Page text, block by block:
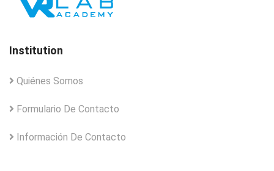
Institution
Quiénes Somos
Formulario De Contacto
Información De Contacto